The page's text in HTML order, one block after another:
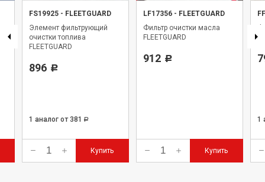
FS19925 - FLEETGUARD
Элемент фильтрующий
очистки топлива
FLEETGUARD
896 Р
1 аналог от 381 Р
Купить
LF17356 - FLEETGUARD
Фильтр очистки масла
FLEETGUARD
912 Р
Купить
1